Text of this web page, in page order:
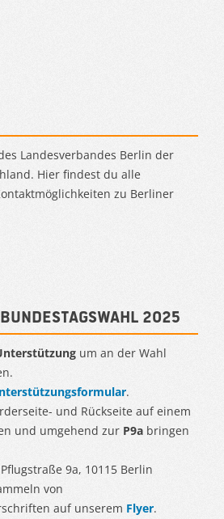
Landesverbandes Berlin der
Hier findest du alle
zu Berliner
2025
um an der Wahl
.
und Rückseite auf einem
und umgehend zur P9a bringen
9a, 10115 Berlin
von
auf unserem Flyer.